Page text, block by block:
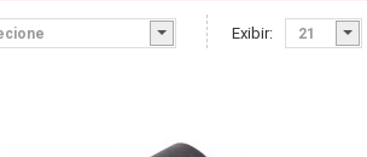
Exibir: